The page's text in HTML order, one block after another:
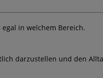
egal in welchem Bereich.
darzustellen und den